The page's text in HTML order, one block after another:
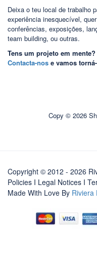
Deixa o teu local de trabalho
experiência inesquecível,
conferências, exposições,
team building, ou outras.
Tens um projeto em mente?
Contacta-nos e vamos
Copy © 2026
Copyright © 2012 - 2026
Policies I Legal Notices I
Made With Love By Riviera